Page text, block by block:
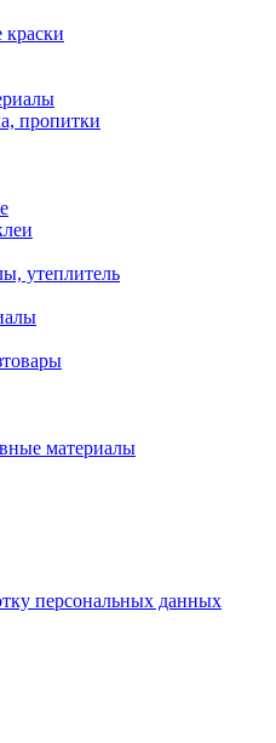
пропитки
утеплитель
материалы
персональных данных